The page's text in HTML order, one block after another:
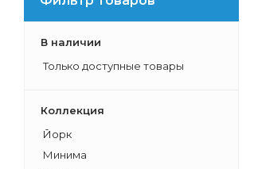
В наличии
Только доступные товары
Коллекция
Йорк
Минима